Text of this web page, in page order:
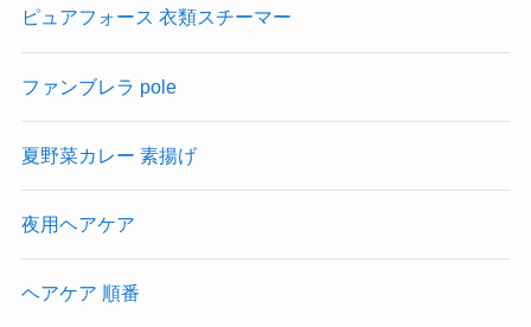
ピュアフォース 衣類スチーマー
ファンブレラ pole
夏野菜カレー 素揚げ
夜用ヘアケア
ヘアケア 順番